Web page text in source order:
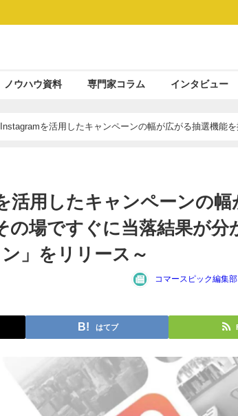
ノウハウ資料 専門家コラム インタビュー
を活用したキャンペーンの幅が広がる抽選機能を
活用したキャンペーンの幅
の場ですぐに当落結果が分
」をリリース～
コマースピック編集
はてブ